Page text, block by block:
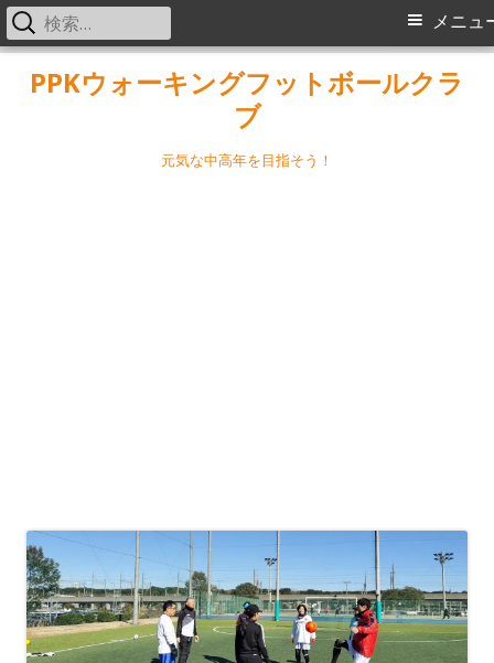
PPKウォーキングフットボールクラ
ブ
元気な中高年を目指そう！
メ
メニュ
検
索: